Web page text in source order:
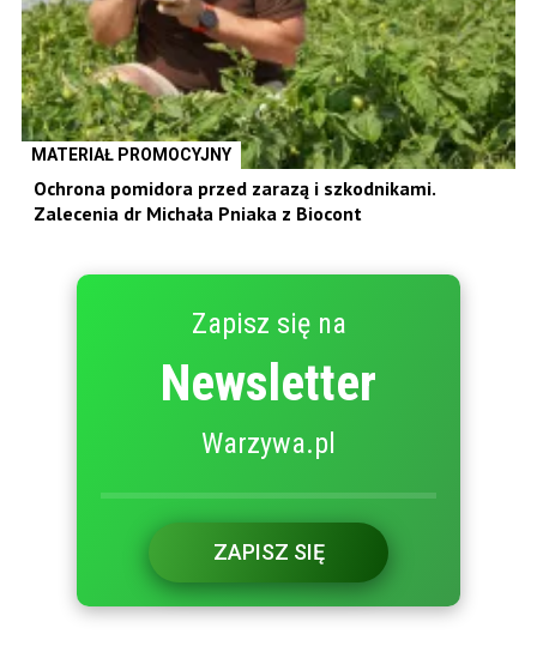
MATERIAŁ PROMOCYJNY
Ochrona pomidora przed zarazą i szkodnikami.
Zalecenia dr Michała Pniaka z Biocont
Zapisz się na
Newsletter
Warzywa.pl
ZAPISZ SIĘ